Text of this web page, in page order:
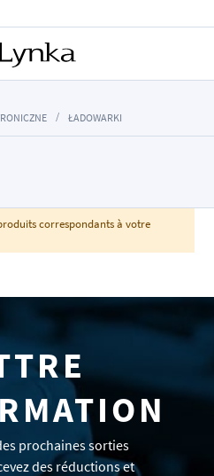
ŁADOWARKI
correspondants à votre
prochaines sorties
des réductions et